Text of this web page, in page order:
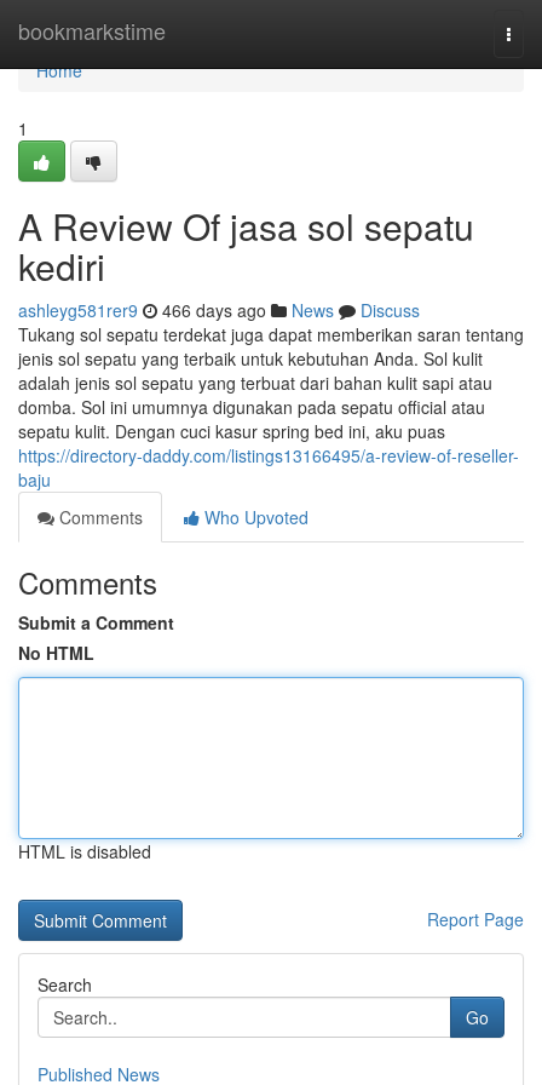
bookmarkstime
Home
Home
1
A Review Of jasa sol sepatu
kediri
ashleyg581rer9 466 days ago News
Discuss
Tukang sol sepatu terdekat juga dapat memberikan saran tentang
jenis sol sepatu yang terbaik untuk kebutuhan Anda. Sol kulit
adalah jenis sol sepatu yang terbuat dari bahan kulit sapi atau
domba. Sol ini umumnya digunakan pada sepatu official atau
sepatu kulit. Dengan cuci kasur spring bed ini, aku puas
https://directory-daddy.com/listings13166495/a-review-of-reseller-
baju
Comments
Who Upvoted
Comments
Submit a Comment
No HTML
HTML is disabled
Report Page
Search
Go
Published News